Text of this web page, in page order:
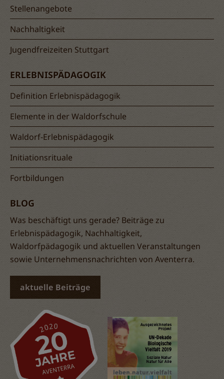
Stellenangebote
Nachhaltigkeit
Jugendfreizeiten Stuttgart
ERLEBNISPÄDAGOGIK
Definition Erlebnispädagogik
Elemente in der Waldorfschule
Waldorf-Erlebnispädagogik
Initiationsrituale
Fortbildungen
BLOG
Was beschäftigt uns gerade? Beiträge zu
Erlebnispädagogik, Nachhaltigkeit,
Waldorfpädagogik und aktuellen Veranstaltungen
sowie Unternehmensnachrichten von Aventerra.
aktuelle Beiträge